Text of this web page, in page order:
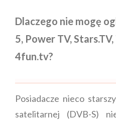
Dlaczego nie mogę
5, Power TV,
4fun.tv?
Posiadacze nieco
satelitarnej (DVB-S)